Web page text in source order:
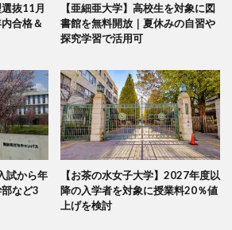
選抜11月
合格＆
【亜細亜大学】高校生を対象に図
書館を無料開放｜夏休みの自習や
探究学習で活用可
試から年
など3
【お茶の水女子大学】2027年度以
降の入学者を対象に授業料20％値
上げを検討